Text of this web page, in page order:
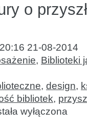
o
20:16 21-08-2014
, Biblioteki
, design,
bibliotek,
wyłączona